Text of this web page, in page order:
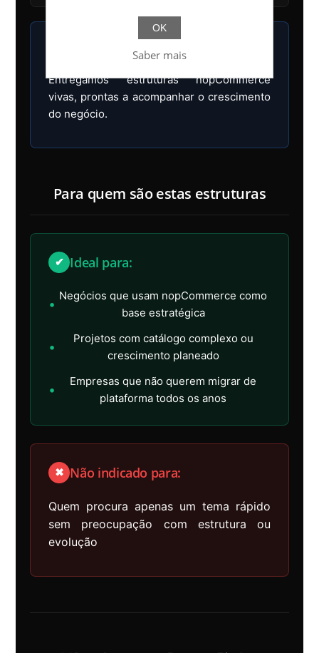
Não entregamos temas fechados.
Entregamos estruturas nopCommerce
vivas, prontas a acompanhar o crescimento
do negócio.
Para quem são estas estruturas
✔ Ideal para:
•
Negócios que usam nopCommerce como
base estratégica
•
Projetos com catálogo complexo ou
crescimento planeado
•
Empresas que não querem migrar de
plataforma todos os anos
✖ Não indicado para:
Quem procura apenas um tema rápido
sem preocupação com estrutura ou
evolução
OK
Saber mais